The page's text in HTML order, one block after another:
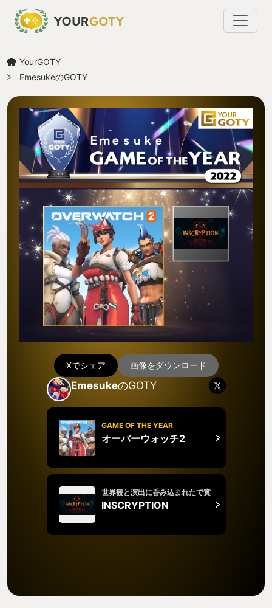
YourGOTY
EmesukeのGOTY
Xでシェア 画像をダウンロード
EmesukeのGOTY
GAME OF THE YEAR
オーバーウォッチ2
世界観と演出に呑み込まれたで賞
INSCRYPTION